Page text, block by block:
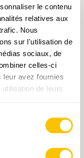
le contenu
relatives aux
Nous
sur l'utilisation de
sociaux, de
celles-ci
leur avez fournies
de leurs
les services de
suisse de la
officiels
organisations, le
offre sur le site